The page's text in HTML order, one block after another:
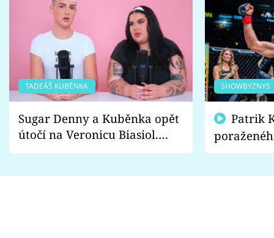
TADEÁŠ KUBĚNKA
Sugar Denny a Kuběnka opět
útočí na Veronicu Biasiol.
Proč je podle nich falešná a
SHOWBYZNYS
fanoušci